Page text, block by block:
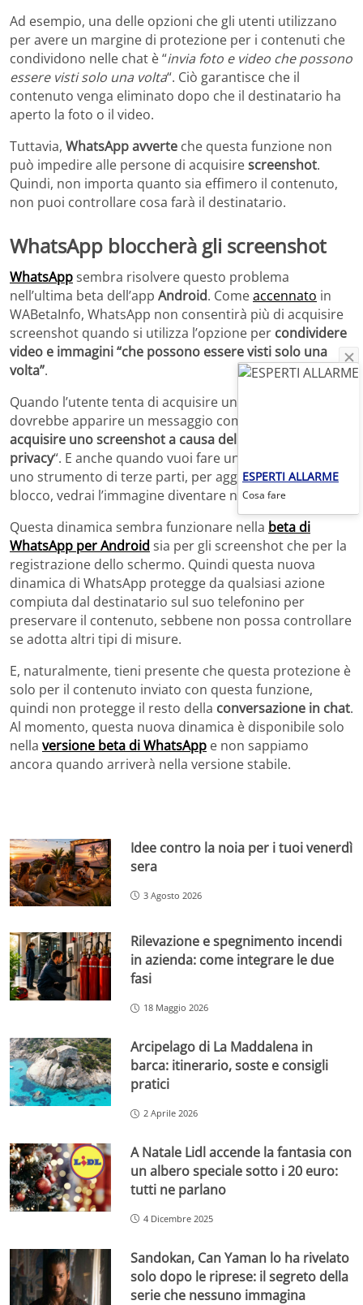
Ad esempio, una delle opzioni che gli utenti utilizzano
per avere un margine di protezione per i contenuti che
condividono nelle chat è “invia foto e video che possono
essere visti solo una volta“. Ciò garantisce che il
contenuto venga eliminato dopo che il destinatario ha
aperto la foto o il video.
Tuttavia, WhatsApp avverte che questa funzione non
può impedire alle persone di acquisirescreenshot.
Quindi, non importa quanto sia effimero il contenuto,
non puoi controllare cosa farà il destinatario.
WhatsApp bloccherà gli screenshot
WhatsAppsembra risolvere questo problema
nell’ultima beta dell’app Android. Comeaccennato in
WABetaInfo, WhatsApp non consentirà più di acquisire
screenshot quando si utilizza l’opzione per condividere
video e immagini “che possono essere visti solo una
volta”.
Quando l’utente tenta di acquisire uno screenshot,
dovrebbe apparire un messaggio come “
acquisire uno screenshot a causa dell’informativa sulla
privacy“. E anche quando vuoi fare uno screenshot con
uno strumento di terze parti, per aggirare questo
blocco, vedrai l’immagine diventare nera.
Questa dinamica sembra funzionare nella beta di
WhatsApp per Android sia per gli screenshot che per la
registrazione dello schermo. Quindi questa nuova
dinamica di WhatsApp protegge da qualsiasi azione
compiuta dal destinatario sul suo telefonino per
preservare il contenuto, sebbene non possa controllare
se adotta altri tipi di misure.
E, naturalmente, tieni presente che questa protezione è
solo per il contenuto inviato con questa funzione,
quindi non protegge il resto della conversazione in chat.
Al momento, questa nuova dinamica è disponibile solo
nella versione beta di WhatsApp e non sappiamo
ancora quando arriverà nella versione stabile.
Idee contro la noia per i tuoi venerdì
sera
3 Agosto 2026
Rilevazione e spegnimento incendi
in azienda: come integrare le due
fasi
18 Maggio 2026
Arcipelago di La Maddalena in
barca: itinerario, soste e consigli
pratici
2 Aprile 2026
A Natale Lidl accende la fantasia con
un albero speciale sotto i 20 euro:
tutti ne parlano
4 Dicembre 2025
Sandokan, Can Yaman lo ha rivelato
solo dopo le riprese: il segreto della
serie che nessuno immagina
ESPERTI ALLARME
Cosa fare